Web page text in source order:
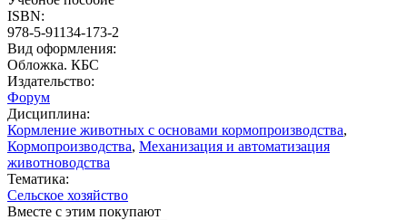
ISBN:
978-5-91134-173-2
Вид оформления:
Обложка. КБС
Издательство:
Форум
Дисциплина:
Кормление животных с основами кормопроизводства,
Кормопроизводства, Механизация и автоматизация
животноводства
Тематика:
Сельское хозяйство
Вместе с этим покупают